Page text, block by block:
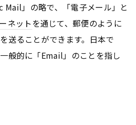
Mail」の略で、「電子メール」と
ネットを通じて、郵便のように
送ることができます。日本で
般的に「Email」のことを指し